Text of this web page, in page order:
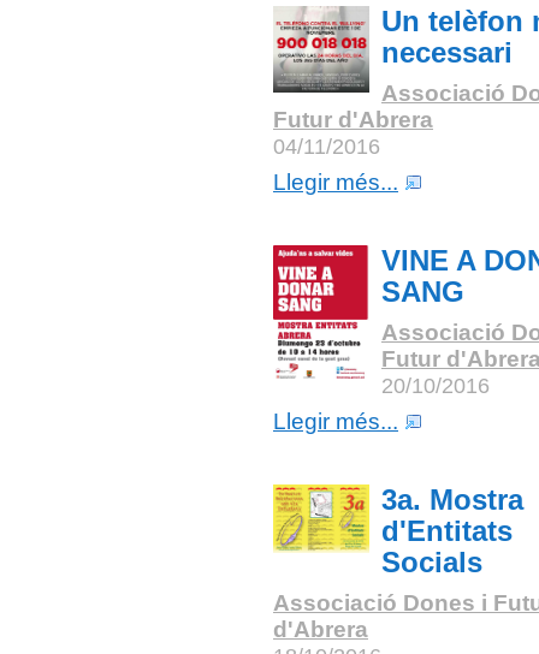
Un telèfon
necessari
Associació
Futur d'Abrera
04/11/2016
Llegir més...
VINE A
SANG
Associació
Futur
20/10/2016
Llegir més...
3a. Mostra
d'Entitats
Socials
Associació Dones i
d'Abrera